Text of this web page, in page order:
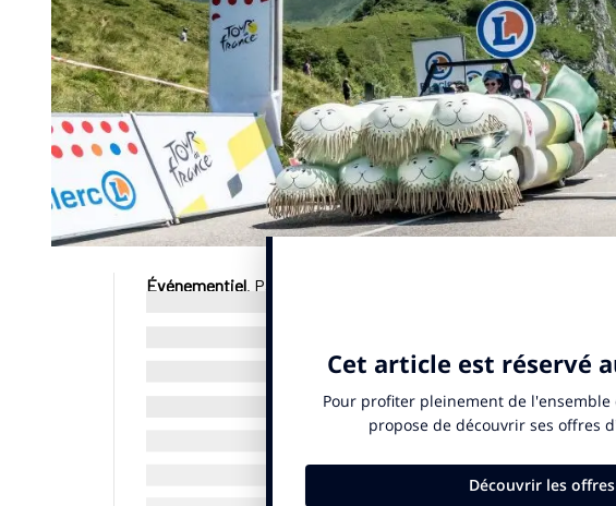
Événementiel. Partenaire majeur du Tour de France depuis
véhicules dont huit électriques et ses fruits ou légumes géants
© SportBusiness.Club – Octobre 2025